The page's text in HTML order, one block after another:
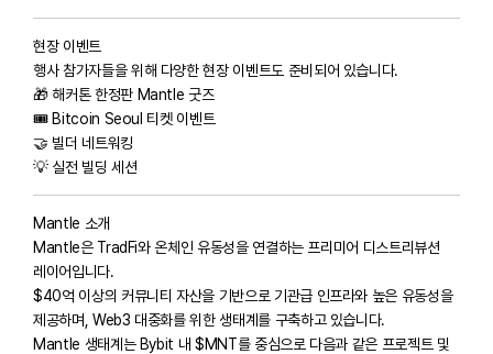
현장 이벤트
행사 참가자들을 위해 다양한 현장 이벤트도 준비되어 있습니다.
🎁 해커톤 한정판 Mantle 굿즈
🎟 Bitcoin Seoul 티켓 이벤트
🤝 빌더 네트워킹
💡 실전 빌딩 세션
Mantle 소개
Mantle은 TradFi와 온체인 유동성을 연결하는 프리미어 디스트리뷰션
레이어입니다.
$40억 이상의 커뮤니티 자산을 기반으로 기관급 인프라와 높은 유동성을
제공하며, Web3 대중화를 위한 생태계를 구축하고 있습니다.
Mantle 생태계는 Bybit 내 $MNT를 중심으로 다음과 같은 프로젝트 및